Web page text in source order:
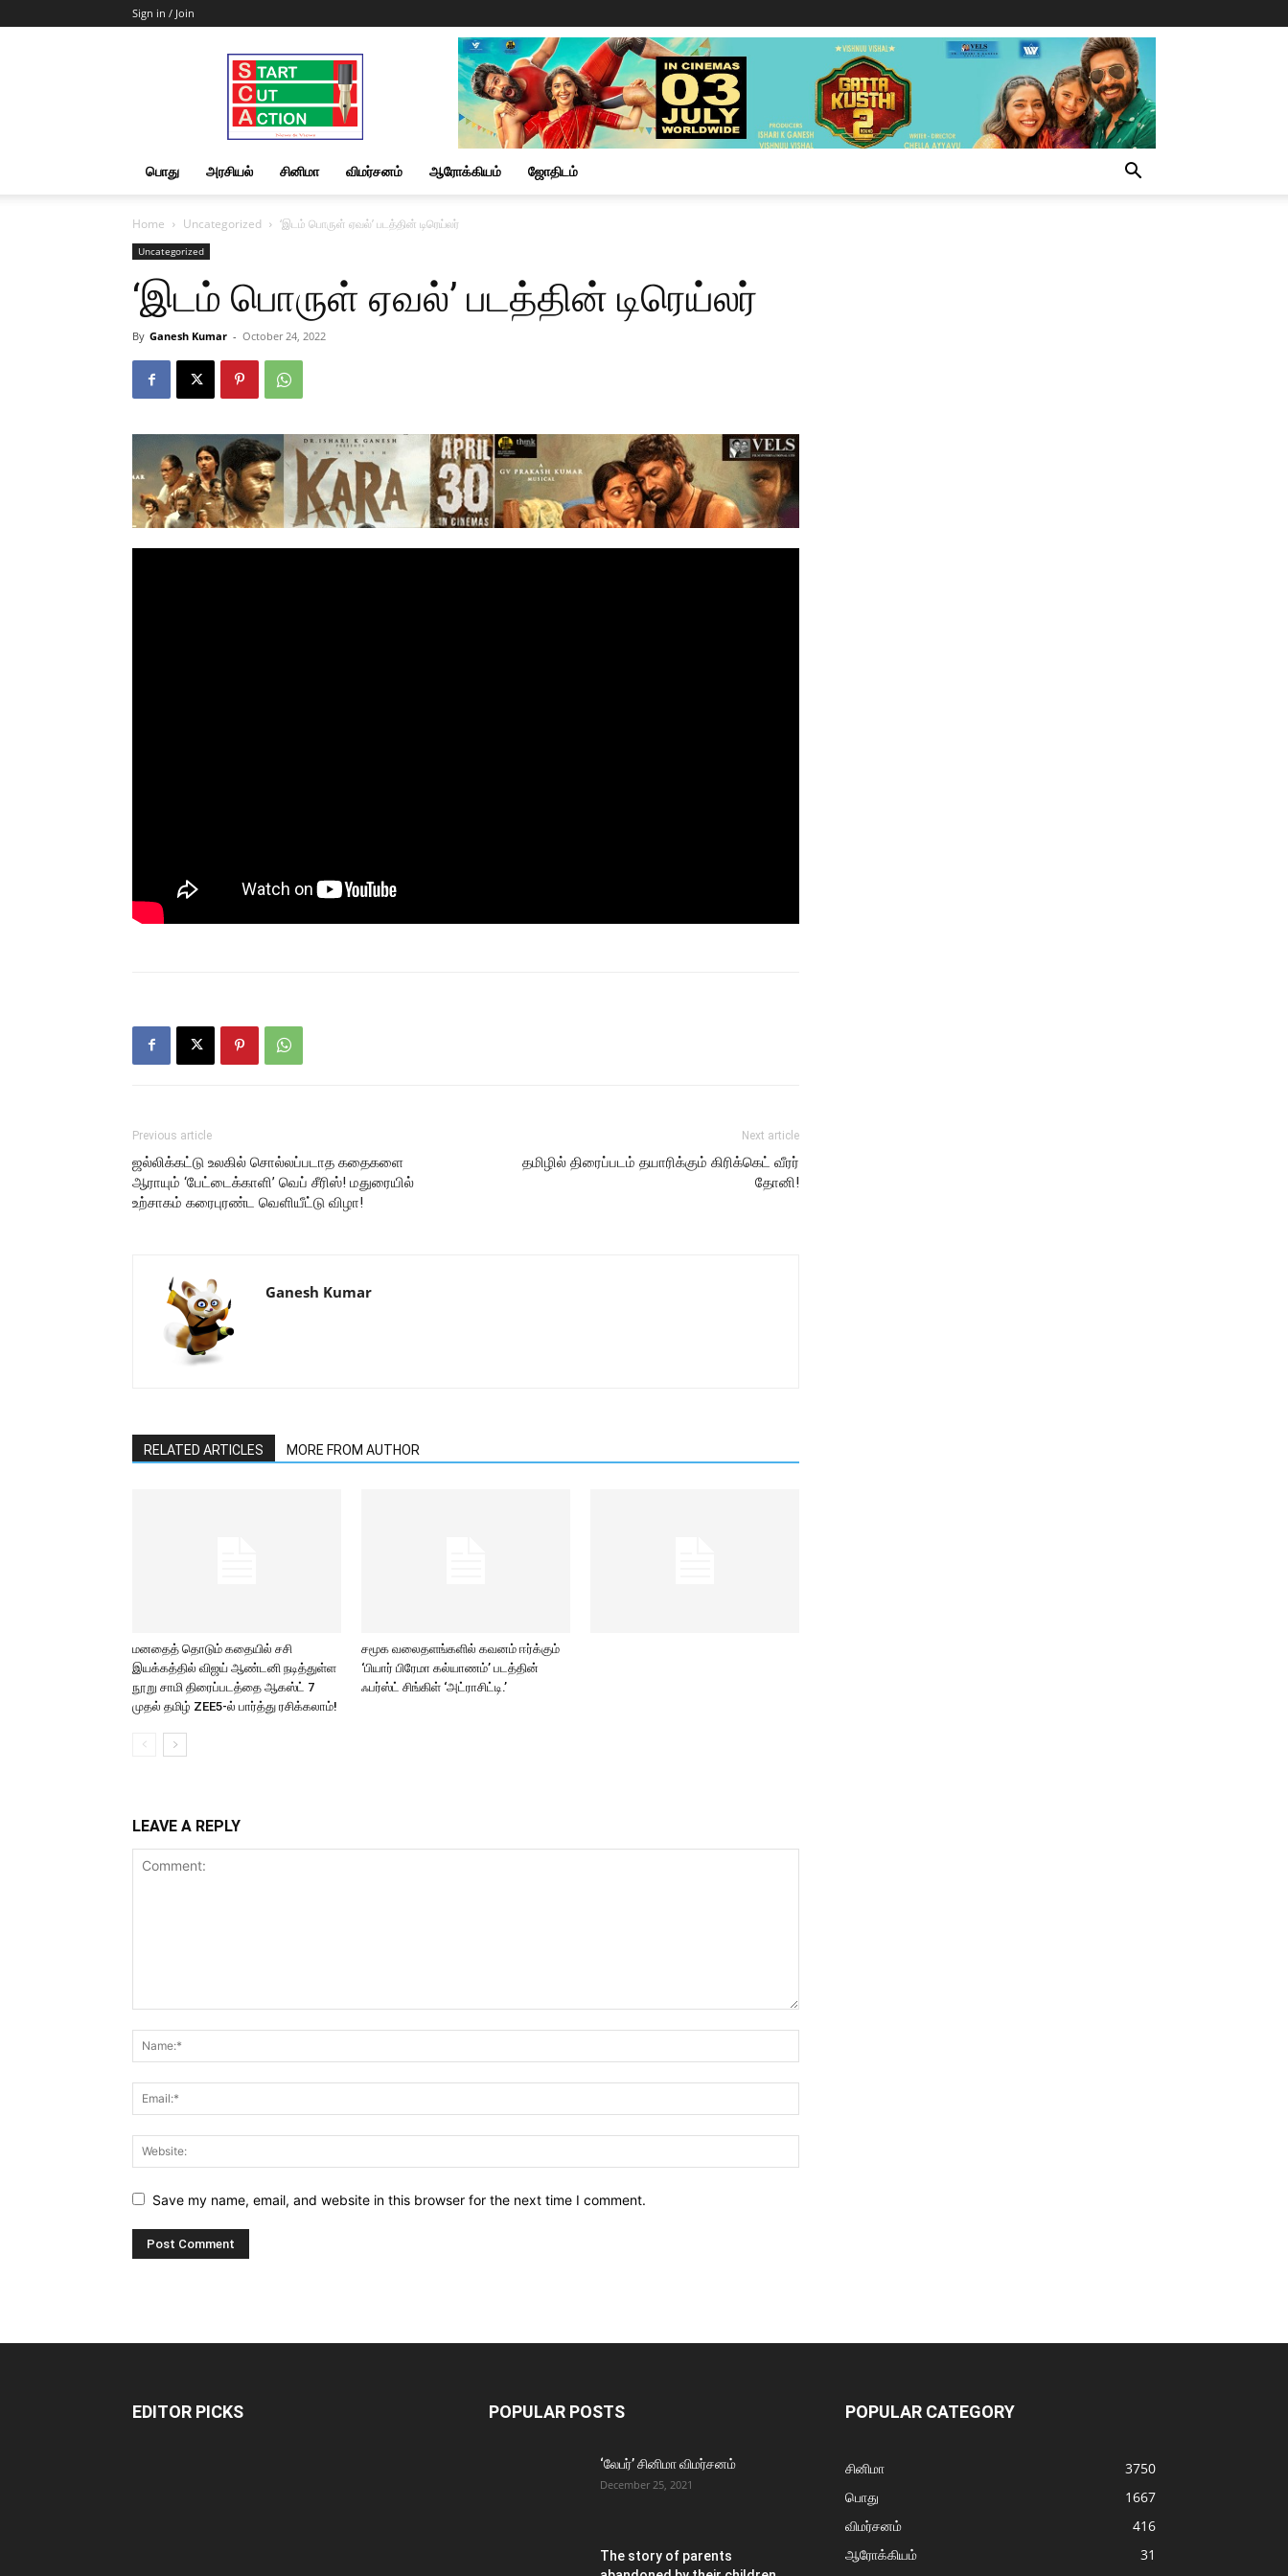
Sign in / Join
Start
Cut
Action
|
News
&
பொது அரசியல் சினிமா விமர்சனம் ஆரோக்கியம் ஜோதிடம்
Home Uncategorized ‘இடம் பொருள் ஏவல்’ படத்தின் டிரெய்லர்
Uncategorized
‘இடம் பொருள் ஏவல்’ படத்தின் டிரெய்லர்
By Ganesh Kumar - October 24, 2022
Previous article
ஜல்லிக்கட்டு உலகில் சொல்லப்படாத கதைகளை
ஆராயும் ‘பேட்டைக்காளி’ வெப் சீரிஸ்! மதுரையில்
உற்சாகம் கரைபுரண்ட வெளியீட்டு விழா!
Next article
தமிழில் திரைப்படம் தயாரிக்கும் கிரிக்கெட் வீரர்
தோனி!
Ganesh Kumar
RELATED ARTICLES MORE FROM AUTHOR
மனதைத் தொடும் கதையில் சசி
இயக்கத்தில் விஜய் ஆண்டனி நடித்துள்ள
நூறு சாமி திரைப்படத்தை ஆகஸ்ட் 7
முதல் தமிழ் ZEE5-ல் பார்த்து ரசிக்கலாம்!
சமூக வலைதளங்களில் கவனம் ஈர்க்கும்
‘பியார் பிரேமா கல்யாணம்’ படத்தின்
ஃபர்ஸ்ட் சிங்கிள் ‘அட்ராசிட்டி.’
LEAVE A REPLY
Save my name, email, and website in this browser for the next time I comment.
EDITOR PICKS POPULAR POSTS
‘லேபர்’ சினிமா விமர்சனம்
December 25, 2021
The story of parents
POPULAR CATEGORY
சினிமா
3750
பொது
1667
விமர்சனம்
416
ஆரோக்கியம்
31